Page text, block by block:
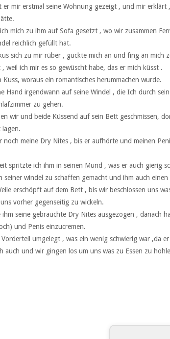
er mir erstmal seine Wohnung gezeigt , und mir erklärt
mich zu ihm auf Sofa gesetzt , wo wir zusammen
reichlich gefüllt hat.
sich zu mir rüber , guckte mich an und fing an mich
weil ich mir es so gewüscht habe, das er mich küsst .
Kuss, woraus ein romantisches herummachen wurde.
Hand irgendwann auf seine Windel , die Ich durch
zu gehen.
wir und beide Küssend auf sein Bett geschmissen,
lagen.
noch meine Dry Nites , bis er aufhörte und meinen
spritzte ich ihm in seinen Mund , was er auch gierig
seiner windel zu schaffen gemacht und ihm auch
erschöpft auf dem Bett , bis wir beschlossen uns
vorher gegenseitig zu wickeln.
seine gebrauchte Dry Nites ausgezogen , danach
und Penis einzucremen.
Vorderteil umgelegt , was ein wenig schwierig war ,da
auch und wir gingen los um uns was zu Essen zu